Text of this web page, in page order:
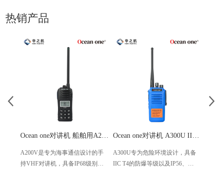
热销产品
A200V是专为海事通信设计的手
持VHF对讲机，具备IP68级别的
A300U专为危险环境设计，具备
IIC T4的防爆等级以及IP56、